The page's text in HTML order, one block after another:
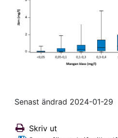
Senast ändrad 2024-01-29
Skriv ut